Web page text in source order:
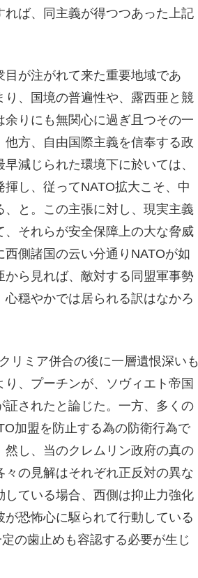
ば、同主義が得つつあった上記
が注がれて来た重要地域であ
、国境の普遍性や、露西亜と競
りにも無関心に過ぎ且つその一
方、自由国際主義を信奉する政
減じられた環境下に於いては、
し、従ってNATO拡大こそ、中
と。この主張に対し、現実主義
それらが安全保障上の大な脅威
側諸国の云い分通りNATOが如
ら見れば、敵対する同盟軍事勢
穏やかでは居られる訳はなかろ
リミア併合の後に一層遺恨深いも
、プーチンが、ソヴィエト帝国
されたと論じた。一方、多くの
加盟を防止する為の防衛行為で
し、当のクレムリン政府の真の
の見解はそれぞれ正反対の異な
ている場合、西側は抑止力強化
恐怖心に駆られて行動している
の歯止めも容認する必要が生じ